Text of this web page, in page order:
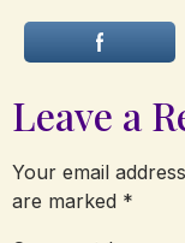
Leave a
Your email
are marked *